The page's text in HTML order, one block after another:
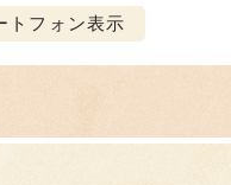
トフォン表示